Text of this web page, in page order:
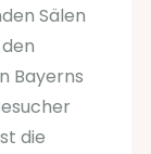
Sälen
Bayerns
die